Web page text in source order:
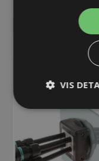
Lager: 40 på
VIS